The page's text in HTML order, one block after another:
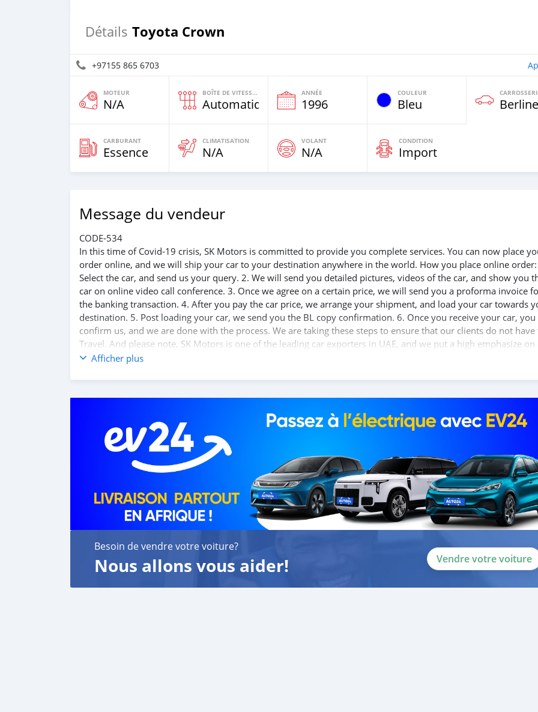
Détails Toyota Crown
+97155 865 6703
MOTEUR
N/A
BOÎTE DE VITESSES
Automatique
ANNÉE
1996
COULEUR
Bleu Berline
CARBURANT
Essence
CLIMATISATION
N/A
VOLANT
N/A
CONDITION
Import
Message du vendeur
CODE-534
In this time of Covid-19 crisis, SK Motors is committed to provide you complete services. You can now place
order online, and we will ship your car to your destination anywhere in the world. How you place online
Select the car, and send us your query. 2. We will send you detailed pictures, videos of the car, and show you
car on online video call conference. 3. Once we agree on a certain price, we will send you a proforma invoice
the banking transaction. 4. After you pay the car price, we arrange your shipment, and load your car towards
destination. 5. Post loading your car, we send you the BL copy confirmation. 6. Once you receive your car, you
confirm us, and we are done with the process. We are taking these steps to ensure that our clients do not have
Travel. And please note, SK Motors is one of the leading car exporters in UAE, and we put a high emphasize
customer satisfaction. We are always here, to help you, and guide you towards the
Afficher plus
Besoin de vendre votre voiture?
Nous allons vous aider! Vendre votre voiture